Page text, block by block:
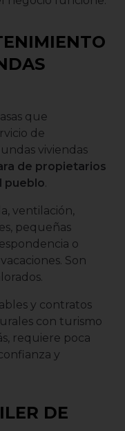
que
de
viviendas
de propietarios
pueblo.
ventilación,
pequeñas
o
Son
y contratos
con turismo
requiere poca
y
DE